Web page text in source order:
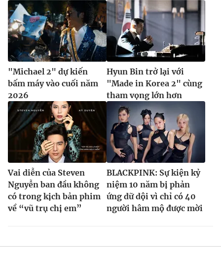
"Michael 2" dự kiến
bấm máy vào cuối năm
2026
Hyun Bin trở lại với
"Made in Korea 2" cùng
tham vọng lớn hơn
Vai diễn của Steven
Nguyễn ban đầu không
có trong kịch bản phim
về “vũ trụ chị em”
BLACKPINK: Sự kiện kỷ
niệm 10 năm bị phản
ứng dữ dội vì chỉ có 40
người hâm mộ được mời